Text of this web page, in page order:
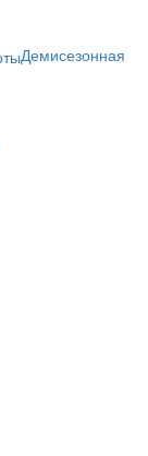
Демисезонная